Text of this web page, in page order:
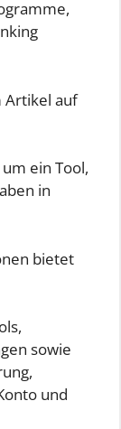
Artikel auf
ein Tool,
in
bietet
sowie
und